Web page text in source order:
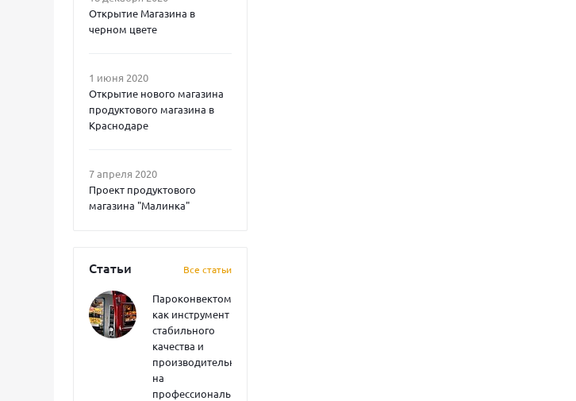
Открытие Магазина в
черном цвете
1 июня 2020
Открытие нового магазина
продуктового магазина в
Краснодаре
7 апреля 2020
Проект продуктового
магазина "Малинка"
Статьи Все статьи
Пароконвектоматы
как инструмент
стабильного
качества и
производительности
на
профессиональной